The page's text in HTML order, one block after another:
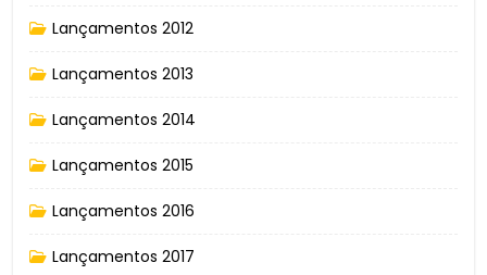
Lançamentos 2012
Lançamentos 2013
Lançamentos 2014
Lançamentos 2015
Lançamentos 2016
Lançamentos 2017